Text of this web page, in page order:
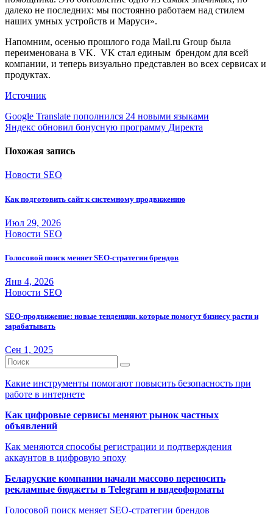
далеко не последних: мы постоянно работаем над стилем
наших умных устройств и Маруси».
Напомним, осенью прошлого года Mail.ru Group была
переименована в VK. VK стал единым брендом для всей
компании, и теперь визуально представлен во всех сервисах и
продуктах.
Источник
Навигация
по
записям
Google Translate пополнился 24 новыми языками
Яндекс обновил бонусную программу Директа
Похожая запись
Новости SEO
Как подготовить сайт к системному продвижению
Июл 29, 2026
Новости SEO
Голосовой поиск меняет SEO-стратегии брендов
Янв 4, 2026
Новости SEO
SEO-продвижение: новые тенденции, которые помогут бизнесу расти и
зарабатывать
Сен 1, 2025
Какие инструменты помогают повысить безопасность при
работе в интернете
Как цифровые сервисы меняют рынок частных
объявлений
Как меняются способы регистрации и подтверждения
аккаунтов в цифровую эпоху
Беларуские компании начали массово переносить
рекламные бюджеты в Telegram и видеоформаты
Голосовой поиск меняет SEO-стратегии брендов